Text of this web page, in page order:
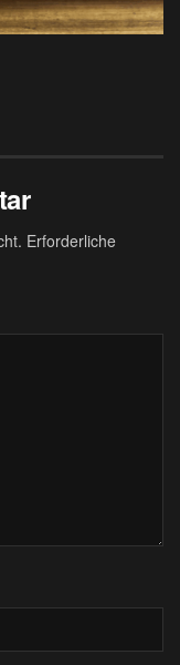
Erforderliche